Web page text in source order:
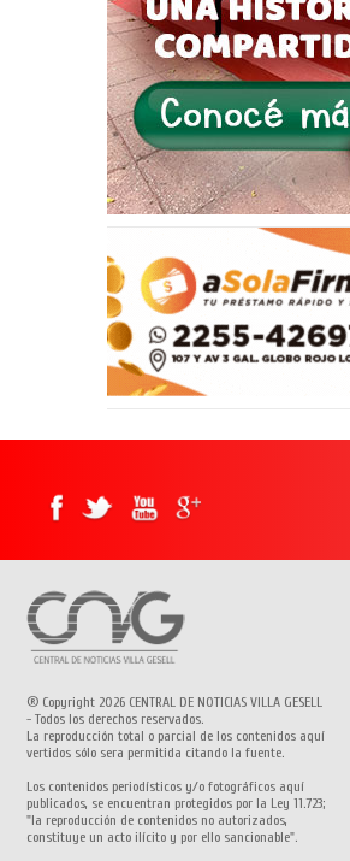
® Copyright 2026 CENTRAL DE NOTICIAS VILLA GESELL
- Todos los derechos reservados.
La reproducción total o parcial de los contenidos aquí
vertidos sólo sera permitida citando la fuente.
Los contenidos periodísticos y/o fotográficos aquí
publicados, se encuentran protegidos por la Ley 11.723;
"la reproducción de contenidos no autorizados,
constituye un acto ilícito y por ello sancionable".